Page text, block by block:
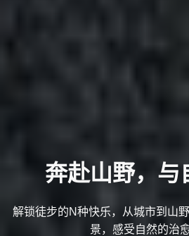
奔赴山野，与
解锁徒步的N种快乐，从城市到山
景，感受自然的治